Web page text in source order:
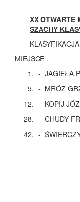
XX OTWARTE
SZACHY
MIEJSCE :
1. - JAGIEŁA
9. - MRÓZ
12. - KOPIJ
28. - CHUDY
42. -